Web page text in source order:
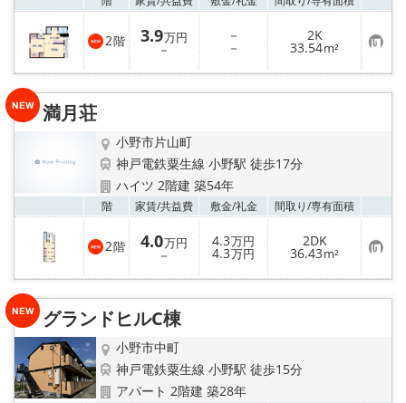
2階 3.9万円
－
－
－
2K
33.54m² お
気
に
り
満月荘
小野市片山町
神戸電鉄粟生線 小野駅 徒歩17分
ハイツ 2階建 築54年
階 家賃/共益費 敷金/礼金 間取り/専有面積
2階 4.0万円
－
4.3万円
4.3万円
2DK
36.43m² お
気
に
り
グランドヒルC棟
小野市中町
神戸電鉄粟生線 小野駅 徒歩15分
アパート 2階建 築28年